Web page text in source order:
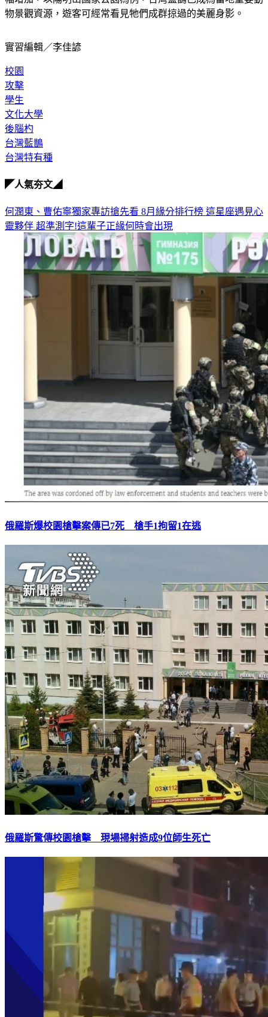
物景觀資源，遊客可經常看見牠們成群掠過的美麗身影。
實習編輯／李佳諺
校園
攻擊
學生
文化大學
後腦杓
台灣藍鵲
台灣特有種
◤人氣夯文◢
何潤東、曹佑寧獨家專訪搶先看 8月緣分排行榜 這星座遇見心
靈夥伴 超準測字!這輩子正緣何時會出現
俄羅斯爆校園槍擊案傳已7死 槍手1拘留1在逃
俄羅斯驚傳校園槍擊 現場掃射造成9位師生死亡